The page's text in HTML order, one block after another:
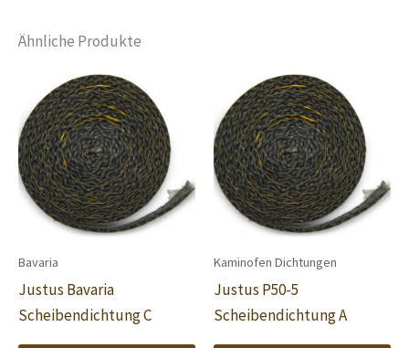
Ähnliche Produkte
Bavaria
Justus Bavaria
Scheibendichtung C
Kaminofen Dichtungen
Justus P50-5
Scheibendichtung A